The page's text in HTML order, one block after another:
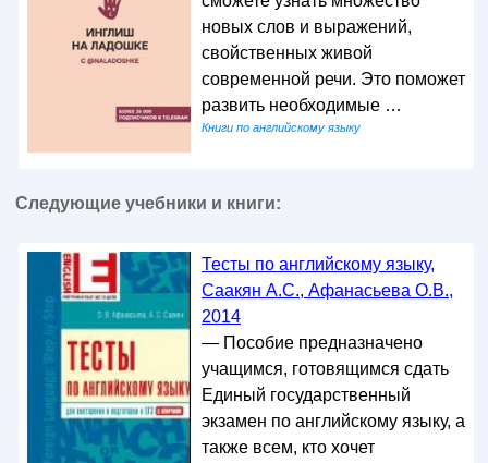
новых слов и выражений,
свойственных живой
современной речи. Это поможет
развить необходимые …
Книги по английскому языку
Следующие учебники и книги:
Тесты по английскому языку,
Саакян А.С., Афанасьева О.В.,
2014
— Пособие предназначено
учащимся, готовящимся сдать
Единый государственный
экзамен по английскому языку, а
также всем, кто хочет